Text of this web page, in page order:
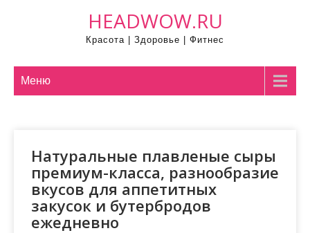
HEADWOW.RU
Красота | Здоровье | Фитнес
Меню
Натуральные плавленые сыры
премиум-класса, разнообразие
вкусов для аппетитных
закусок и бутербродов
ежедневно